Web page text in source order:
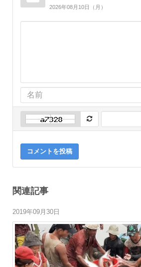
2026年08月10日（月）
コメントを投稿
関連記事
2019年09月30日